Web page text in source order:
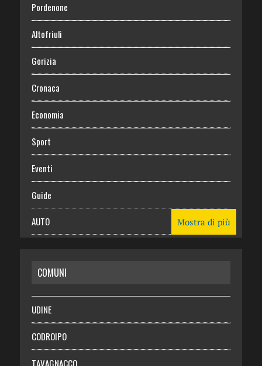
Pordenone
Altofriuli
Gorizia
Cronaca
Economia
Sport
Eventi
Guide
AUTO
RISPARMIO
SALUTE
Necrologie
Chi siamo
Mostra di più
COMUNI
UDINE
CODROIPO
TAVAGNACCO